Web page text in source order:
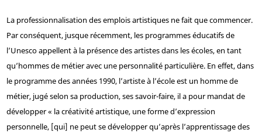
La professionnalisation des emplois artistiques ne fait que commencer.
Par conséquent, jusque récemment, les programmes éducatifs de
l’Unesco appellent à la présence des artistes dans les écoles, en tant
qu’hommes de métier avec une personnalité particulière. En effet, dans
le programme des années 1990, l’artiste à l’école est un homme de
métier, jugé selon sa production, ses savoir-faire, il a pour mandat de
développer « la créativité artistique, une forme d’expression
personnelle, [qui] ne peut se développer qu’après l’apprentissage des